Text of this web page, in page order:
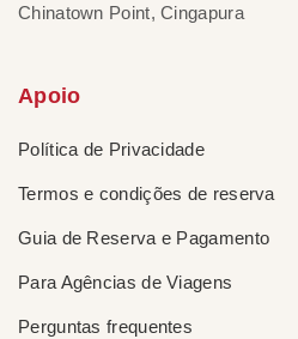
Chinatown Point, Cingapura
Apoio
Política de Privacidade
Termos e condições de reserva
Guia de Reserva e Pagamento
Para Agências de Viagens
Perguntas frequentes